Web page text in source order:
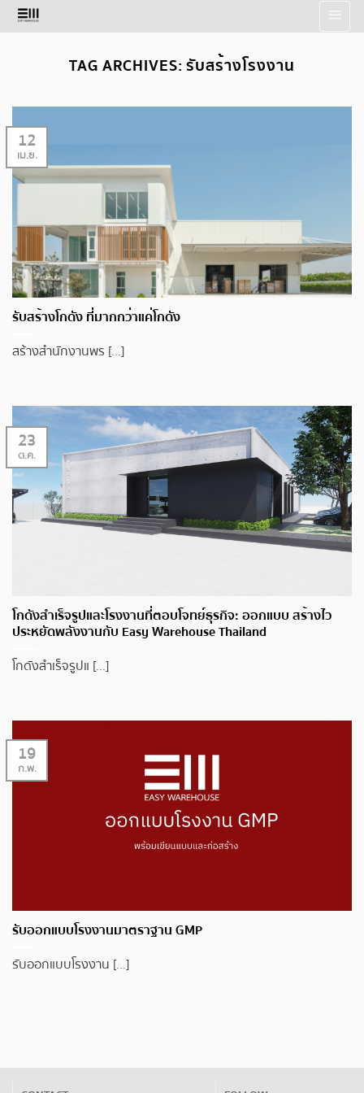
Skip
to
TAG ARCHIVES:รับสร้างโรงงาน
รับสร้างโกดัง ที่มากกว่าแค่โกดัง
สร้างสำนักงานพร [...]
12
เม.ย.
โกดังสำเร็จรูปและโรงงานที่ตอบโจทย์ธุรกิจ: ออกแบบ สร้างไว
ประหยัดพลังงานกับ Easy Warehouse Thailand
โกดังสำเร็จรูปแ [...]
23
ต.ค.
รับออกแบบโรงงานมาตราฐาน GMP
รับออกแบบโรงงาน [...]
19
ก.พ.